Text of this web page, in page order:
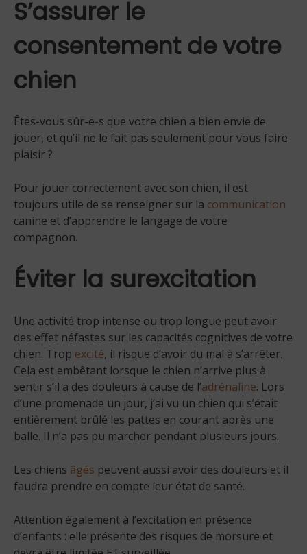
S’assurer le
consentement de votre
chien
Êtes-vous sûr-e-s que votre chien a bien envie de
jouer, et qu’il ne le fait pas seulement pour vous faire
plaisir ?
Pour jouer correctement avec son chien, il est
toujours utile de se renseigner sur la communication
canine et d’apprendre le langage de votre
compagnon.
Éviter la surexcitation
Une activité trop intense ou trop longue peut avoir
des effet néfastes sur les capacités cognitives de votre
chien. Trop excité, il risque d’avoir du mal à s’arrêter.
Cela est embêtant lorsque le chien n’arrive plus à
sentir s’il a des douleurs à cause de l’adrénaline. Lors
d’une promenade un jour, j’ai vu un chien qui s’était
entièrement brûlé les pattes en courant après une
balle. Il n’a pas pu marcher pendant plusieurs jours.
Les chiens âgés peuvent aussi avoir des douleurs et il
faudra prendre en compte leur état de santé.
Attention également à l’excitation en présence
d’enfants : elle présente des risques de morsure et